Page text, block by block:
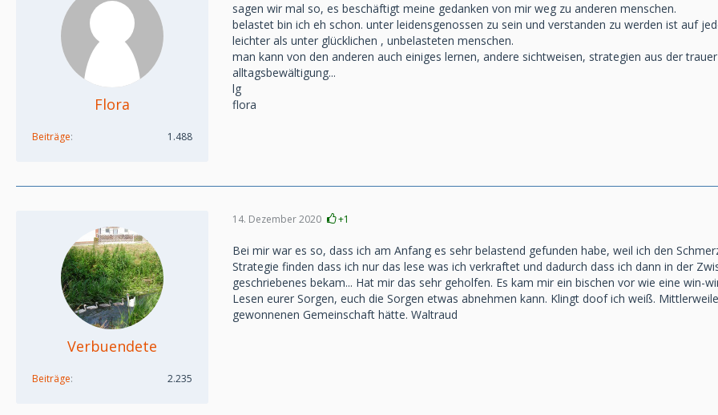
Flora
Beiträge 1.488
sagen wir mal so, es beschäftigt meine gedanken von mir weg zu anderen menschen.
belastet bin ich eh schon. unter leidensgenossen zu sein und verstanden zu werden ist auf
leichter als unter glücklichen , unbelasteten menschen.
man kann von den anderen auch einiges lernen, andere sichtweisen, strategien aus der
alltagsbewältigung...
lg
flora
Verbuendete
Beiträge 2.235
14. Dezember 2020 +1
Bei mir war es so, dass ich am Anfang es sehr belastend gefunden habe, weil ich den
Strategie finden dass ich nur das lese was ich verkraftet und dadurch dass ich dann in der
geschriebenes bekam... Hat mir das sehr geholfen. Es kam mir ein bischen vor wie eine win-
Lesen eurer Sorgen, euch die Sorgen etwas abnehmen kann. Klingt doof ich weiß.
gewonnenen Gemeinschaft hätte. Waltraud